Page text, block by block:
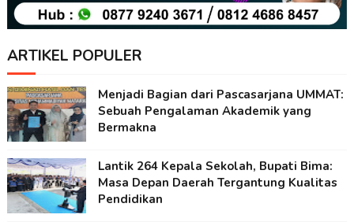
ARTIKEL POPULER
Menjadi Bagian dari Pascasarjana UMMAT:
Sebuah Pengalaman Akademik yang
Bermakna
Lantik 264 Kepala Sekolah, Bupati Bima:
Masa Depan Daerah Tergantung Kualitas
Pendidikan